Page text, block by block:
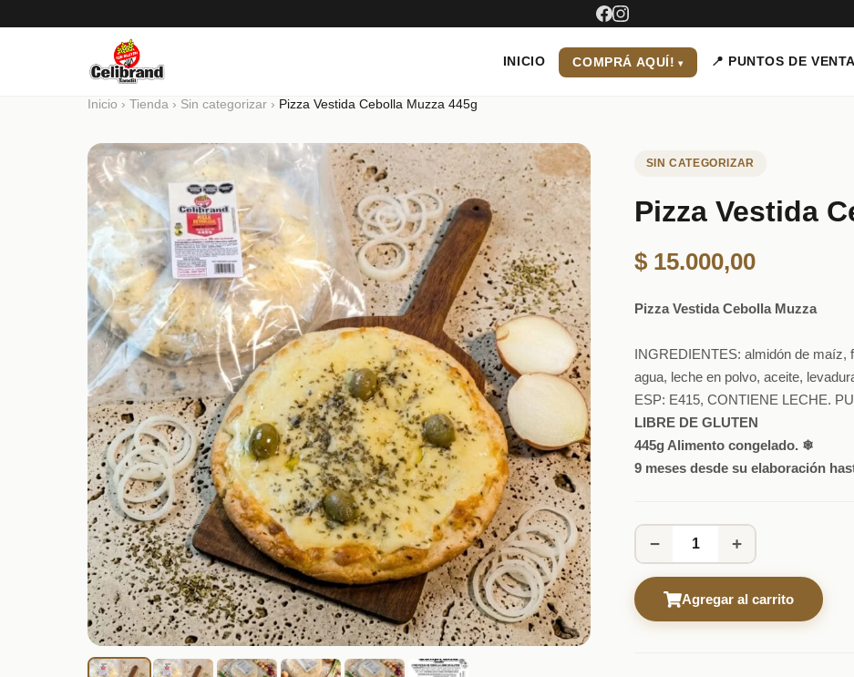
INICIO COMPRÁ AQUÍ! 📍 PUNTOS DE VENTA
Inicio › Tienda › Sin categorizar › Pizza Vestida Cebolla Muzza 445g
SIN CATEGORIZAR
Pizza Vestida
$ 15.000,00
Pizza Vestida Cebolla Muzza
INGREDIENTES: almidón de maíz,
agua, leche en polvo, aceite,
ESP: E415, CONTIENE LECHE.
LIBRE DE GLUTEN
445g Alimento congelado. ❄
9 meses desde su elaboración
− +
Agregar al carrito